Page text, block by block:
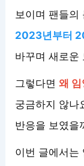
보이며 팬들의
2023년부터
바꾸며 새로운
그렇다면왜
궁금하지 않나
반응을 보였을
이번 글에서는